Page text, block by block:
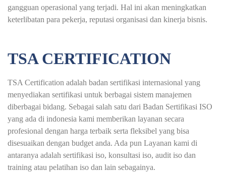
gangguan operasional yang terjadi. Hal ini akan meningkatkan
keterlibatan para pekerja, reputasi organisasi dan kinerja bisnis.
TSA CERTIFICATION
TSA Certification adalah badan sertifikasi internasional yang
menyediakan sertifikasi untuk berbagai sistem manajemen
diberbagai bidang. Sebagai salah satu dari Badan Sertifikasi ISO
yang ada di indonesia kami memberikan layanan secara
profesional dengan harga terbaik serta fleksibel yang bisa
disesuaikan dengan budget anda. Ada pun Layanan kami di
antaranya adalah sertifikasi iso, konsultasi iso, audit iso dan
training atau pelatihan iso dan lain sebagainya.